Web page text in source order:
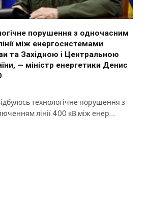
порушення з одночасним
між енергосистемами
та Західною і Центральною
— міністр енергетики Денис
технологічне порушення з
лінії 400 кВ між енер…